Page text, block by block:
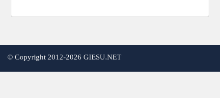
© Copyright 2012-2026 GIESU.NET